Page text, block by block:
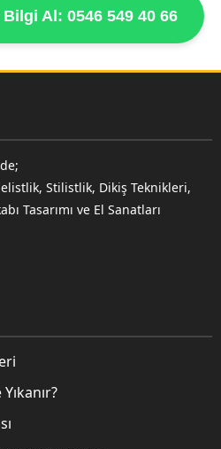
Al: 0546 549 40 66
Stilistlik, Dikiş Teknikleri,
Tasarımı ve El Sanatları